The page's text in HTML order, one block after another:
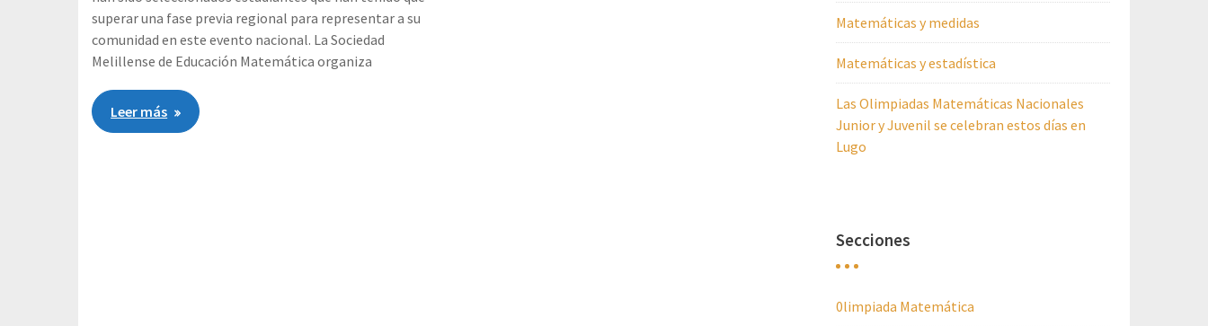
superar una fase previa regional para representar a su
comunidad en este evento nacional. La Sociedad
Melillense de Educación Matemática organiza
Leer más
Matemáticas y medidas
Matemáticas y estadística
Las Olimpiadas Matemáticas Nacionales
Junior y Juvenil se celebran estos días en
Lugo
Secciones
0limpiada Matemática